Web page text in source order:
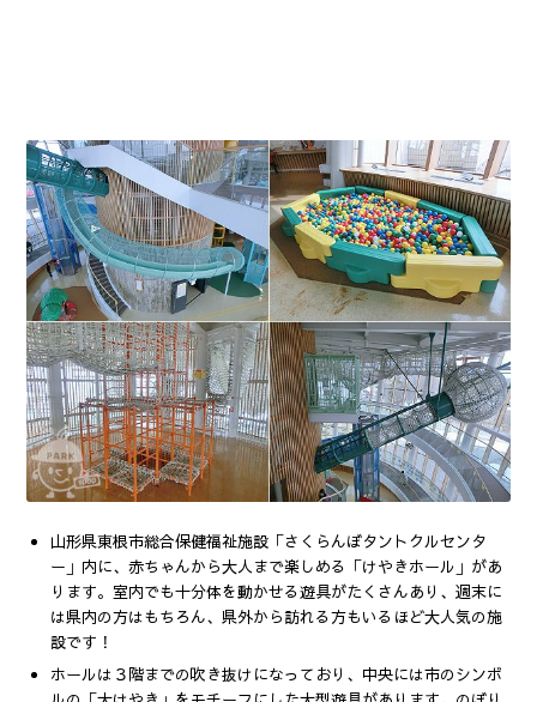
山形県東根市総合保健福祉施設「さくらんぼタントクルセンタ
ー」内に、赤ちゃんから大人まで楽しめる「けやきホール」があ
ります。室内でも十分体を動かせる遊具がたくさんあり、週末に
は県内の方はもちろん、県外から訪れる方もいるほど大人気の施
設です！
ホールは３階までの吹き抜けになっており、中央には市のシンボ